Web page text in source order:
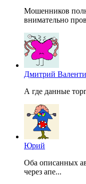
Мошенников
внимательно
Дмитрий
А где данные
Юрий
Оба описанных
через апе...